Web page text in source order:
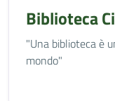
Biblioteca
"Una biblioteca è
mondo"